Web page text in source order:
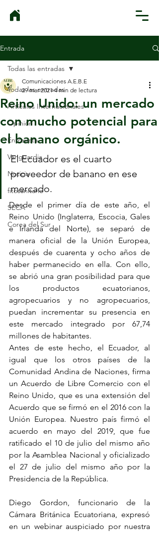
Entrada
Todas las entradas
Artículos Internacionales
Opinión
Entrevista
Vanguardia
Noticia
fitosanitario
SECA
Corea del Sur
Todas las entradas
Reino Unido: un mercado
con mucho potencial para
el banano orgánico.
Comunicaciones A.E.B.E
29 mar 2021 4 min de lectura
El Ecuador es el cuarto
proveedor de banano en ese
mercado.
Desde el primer día de este año, el
Reino Unido (Inglaterra, Escocia, Gales
e Irlanda del Norte), se separó de
manera oficial de la Unión Europea,
después de cuarenta y ocho años de
haber permanecido en ella. Con ello,
se abrió una gran posibilidad para que
los productos ecuatorianos,
agropecuarios y no agropecuarios,
puedan incrementar su presencia en
este mercado integrado por 67,74
millones de habitantes.
Antes de este hecho, el Ecuador, al
igual que los otros países de la
Comunidad Andina de Naciones, firma
un Acuerdo de Libre Comercio con el
Reino Unido, que es una extensión del
Acuerdo que se firmó en el 2016 con la
Unión Europea. Nuestro país firmó el
acuerdo en mayo del 2019, que fue
ratificado el 10 de julio del mismo año
por la Asamblea Nacional y oficializado
el 27 de julio del mismo año por la
Presidencia de la República.
Diego Gordon, funcionario de la
Cámara Británica Ecuatoriana, expresó
en un webinar auspiciado por nuestra